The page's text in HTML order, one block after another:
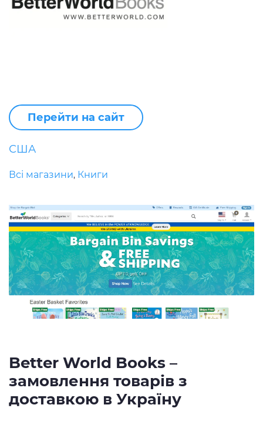
Перейти на сайт
США
Всі магазини, Книги
Better World Books –
замовлення товарів з
доставкою в Україну